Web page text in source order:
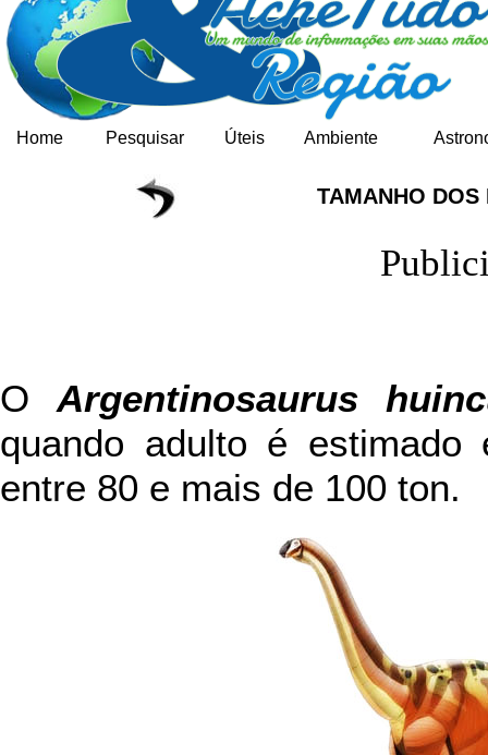
Home Pesquisar Úteis Ambiente
TAMANHO DOS
OArgentinosaurus
quando adulto é
entre 80 e mais de 100 ton.